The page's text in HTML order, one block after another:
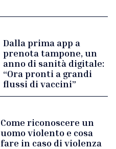
Dalla prima app a
prenota tampone, un
anno di sanità digitale:
“Ora pronti a grandi
flussi di vaccini”
Come riconoscere un
uomo violento e cosa
fare in caso di violenza